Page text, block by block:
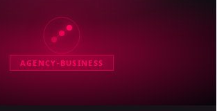
AGENCY-BUSINESS